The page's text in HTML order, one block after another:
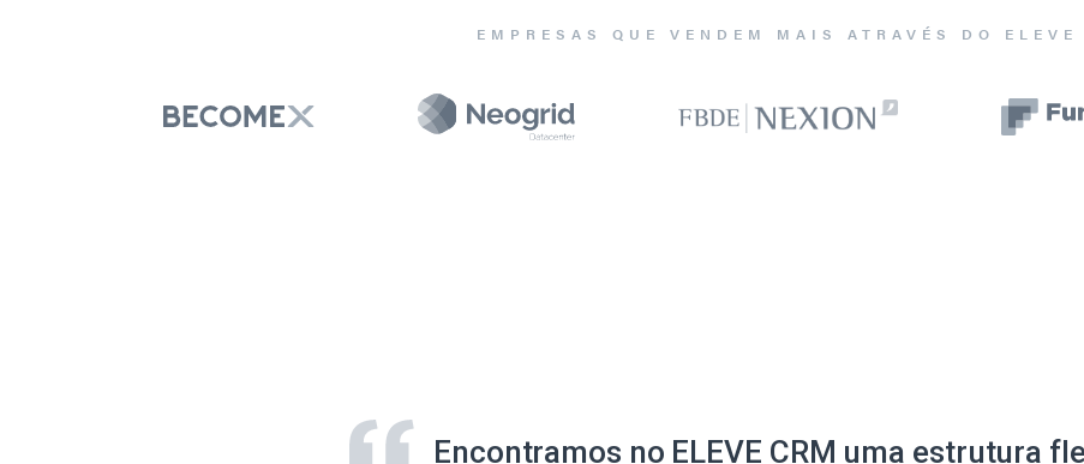
EMPRESAS QUE VENDEM MAIS ATRAVÉS DO ELEVE
Encontramos no ELEVE CRM uma estrutura